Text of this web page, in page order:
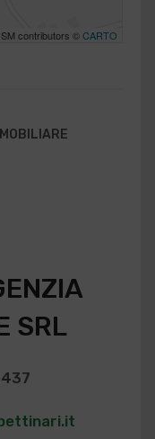
contributors ©CARTO
SRL